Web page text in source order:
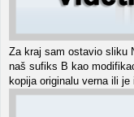
Za kraj sam ostavio sliku
naš sufiks B kao
kopija originalu verna ili je